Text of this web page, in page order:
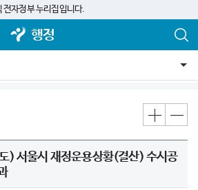
전자정부 누리집입니다.
행정
서울시 재정운용상황(결산) 수시공